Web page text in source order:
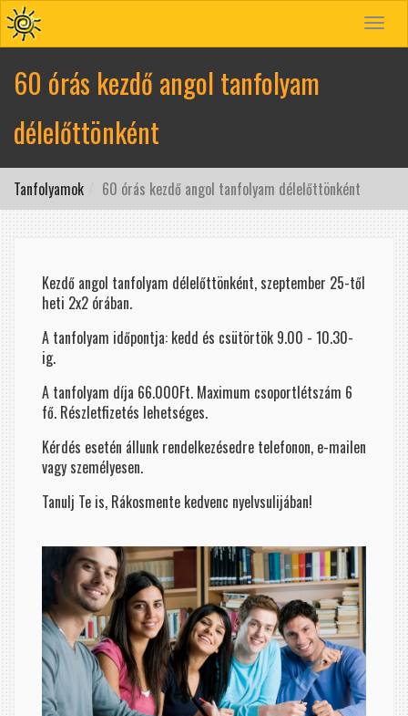
Toggle
60 órás kezdő angol tanfolyam
délelőttönként
Tanfolyamok 60 órás kezdő angol tanfolyam délelőttönként
Kezdő angol tanfolyam délelőttönként, szeptember 25-től
heti 2x2 órában.
A tanfolyam időpontja: kedd és csütörtök 9.00 - 10.30-
ig.
A tanfolyam díja 66.000Ft. Maximum csoportlétszám 6
fő. Részletfizetés lehetséges.
Kérdés esetén állunk rendelkezésedre telefonon, e-mailen
vagy személyesen.
Tanulj Te is, Rákosmente kedvenc nyelvsulijában!